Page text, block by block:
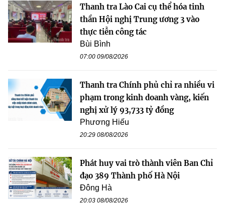
Thanh tra Lào Cai cụ thể hóa tinh
thần Hội nghị Trung ương 3 vào
thực tiễn công tác
Bùi Bình
07:00 09/08/2026
Thanh tra Chính phủ chỉ ra nhiều vi
phạm trong kinh doanh vàng, kiến
nghị xử lý 93,733 tỷ đồng
Phương Hiếu
20:29 08/08/2026
Phát huy vai trò thành viên Ban Chỉ
đạo 389 Thành phố Hà Nội
Đông Hà
20:03 08/08/2026